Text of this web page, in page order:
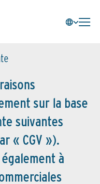
sur la base
suivantes
« CGV »).
à